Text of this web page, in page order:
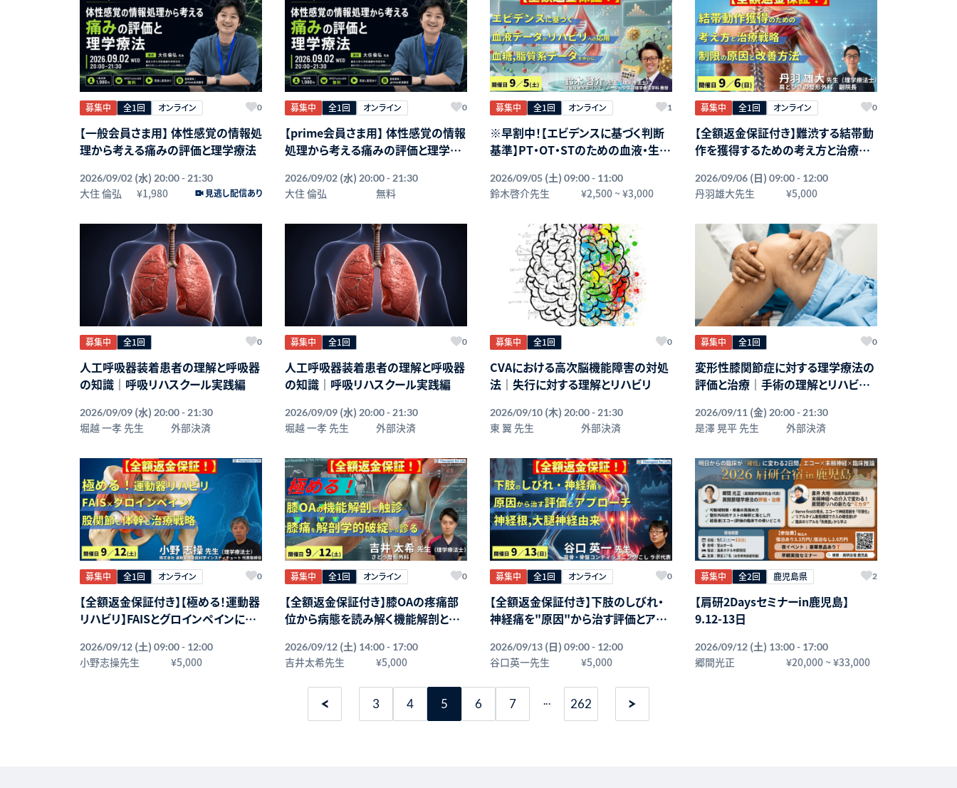
募集中 全1回 オンライン 0
【一般会員さま用】 体性感覚の情報処
理から考える痛みの評価と理学療法
2026/09/02 (水) 20:00 - 21:30
大住 倫弘 ¥1,980 見逃し配信あり
募集中 全1回 オンライン 0
【prime会員さま用】 体性感覚の情報
処理から考える痛みの評価と理学療
2026/09/02 (水) 20:00 - 21:30
大住 倫弘 無料
募集中 全1回 オンライン 1
※早割中！【エビデンスに基づく判断
基準】PT・OT・STのための血液・生化
脂質系データを中心に～講師：鈴木
啓介先生【主催：セラピストフォーライ
2026/09/05 (土) 09:00 - 11:00
鈴木啓介先生 ¥2,500~¥3,000
募集中 全1回 オンライン 0
【全額返金保証付き】難渋する結帯動
作を獲得するための考え方と治療戦
限の原因と改善方法〜講師：丹羽雄
大先生【主催：セラピストフォーライ
2026/09/06 (日) 09:00 - 12:00
丹羽雄大先生 ¥5,000
募集中 全1回 0
人工呼吸器装着患者の理解と呼吸器
の知識｜呼吸リハスクール実践編
2026/09/09 (水) 20:00 - 21:30
堀越 一孝 先生 外部決済
募集中 全1回 0
人工呼吸器装着患者の理解と呼吸器
の知識｜呼吸リハスクール実践編
2026/09/09 (水) 20:00 - 21:30
堀越 一孝 先生 外部決済
募集中 全1回 0
CVAにおける高次脳機能障害の対処
法｜失行に対する理解とリハビリ
2026/09/10 (木) 20:00 - 21:30
東 翼 先生 外部決済
募集中 全1回 0
変形性膝関節症に対する理学療法の
評価と治療｜手術の理解とリハビリ
2026/09/11 (金) 20:00 - 21:30
是澤 晃平 先生 外部決済
募集中 全1回 オンライン 0
【全額返金保証付き】【極める！運動器
リハビリ】FAISとグロインペインに対
股関節と体幹の治療戦略～講師：⼩
野志操先生【主催：セラピストフォー
2026/09/12 (土) 09:00 - 12:00
⼩野志操先生 ¥5,000
募集中 全1回 オンライン 0
【全額返金保証付き】膝OAの疼痛部
位から病態を読み解く機能解剖と触
的破綻から評価する〜講師：吉井太
希先生【主催：セラピストフォーライ
2026/09/12 (土) 14:00 - 17:00
吉井太希先生 ¥5,000
募集中 全1回 オンライン 0
【全額返金保証付き】下肢のしびれ・
神経痛を"原因"から治す評価とアプ
肢痛・痺れを読み解く〜講師：谷口英
一先生【主催：セラピストフォーライ
フ】
2026/09/13 (日) 09:00 - 12:00
谷口英一先生 ¥5,000
募集中 全2回 鹿児島県 2
【肩研2Daysセミナーin鹿児島】
9.12-13日
2026/09/12 (土) 13:00 - 17:00
郷間光正 ¥20,000~¥33,000
3 4 5 6 7 262